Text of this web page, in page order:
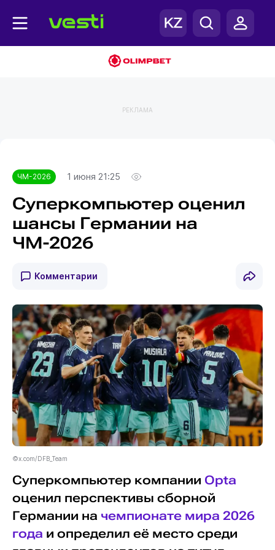
РЕКЛАМА
ЧМ-2026 1 июня 21:25
Суперкомпьютер оценил
шансы Германии на
ЧМ-2026
Комментарии
©x.com/DFB_Team
Суперкомпьютер компании Opta
оценил перспективы сборной
Германии на чемпионате мира 2026
года и определил её место среди